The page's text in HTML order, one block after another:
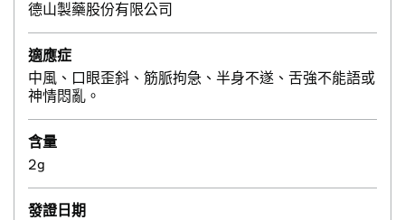
德山製藥股份有限公司
適應症
中風、口眼歪斜、筋脈拘急、半身不遂、舌強不能語或
神情悶亂。
含量
2g
發證日期